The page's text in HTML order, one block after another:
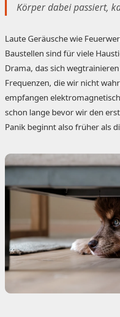
Körper dabei passiert,
Laute Geräusche wie
Baustellen sind für viele
Drama, das sich
Frequenzen, die wir nicht
empfangen
schon lange bevor wir den
Panik beginnt also früher als